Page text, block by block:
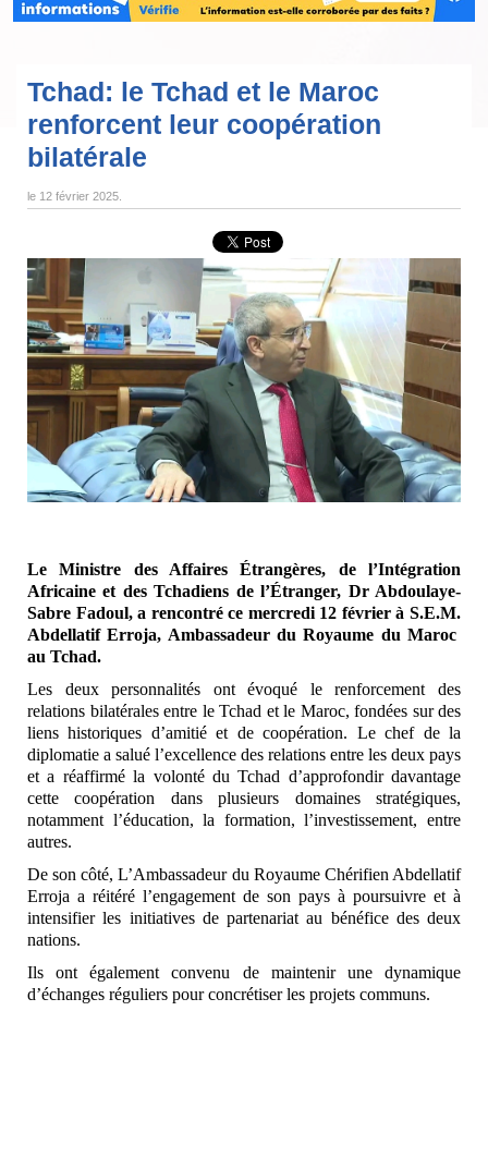
Tchad: le Tchad et le Maroc
renforcent leur coopération
bilatérale
le 12 février 2025
Le Ministre des Affaires Étrangères, de l’Intégration
Africaine et des Tchadiens de l’Étranger, Dr Abdoulaye-
Sabre Fadoul, a rencontré ce mercredi 12 février à S.E.M.
Abdellatif Erroja, Ambassadeur du Royaume du Maroc
au Tchad.
Les deux personnalités ont évoqué le renforcement des
relations bilatérales entre le Tchad et le Maroc, fondées sur des
liens historiques d’amitié et de coopération. Le chef de la
diplomatie a salué l’excellence des relations entre les deux pays
et a réaffirmé la volonté du Tchad d’approfondir davantage
cette coopération dans plusieurs domaines stratégiques,
notamment l’éducation, la formation, l’investissement, entre
autres.
De son côté, L’Ambassadeur du Royaume Chérifien Abdellatif
Erroja a réitéré l’engagement de son pays à poursuivre et à
intensifier les initiatives de partenariat au bénéfice des deux
nations.
Ils ont également convenu de maintenir une dynamique
d’échanges réguliers pour concrétiser les projets communs.